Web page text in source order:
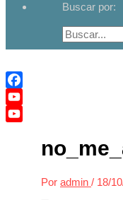
Buscar por:
Facebook
YouTube
Channel
Por admin / 18/